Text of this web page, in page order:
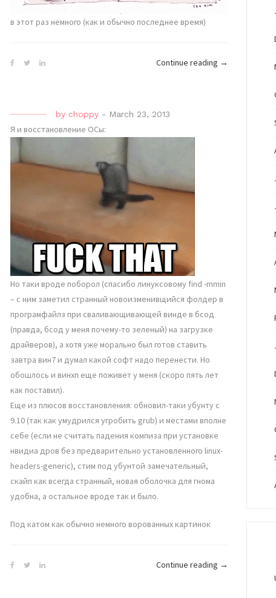
в этот раз немного (как и обычно последнее время)
Continue reading “традиционно
→
by choppy - March 23, 2013
Я и восстановление ОСы:
Но таки вроде поборол (спасибо линуксовому find -mmin
– с ним заметил странный новоизменивщийся фолдер в
програмфайлз при сваливающивающей винде в бсод
(правда, бсод у меня почему-то зеленый) на загрузке
драйверов), а хотя уже морально был готов ставить
завтра вин7 и думал какой софт надо перенести. Но
обошлось и винхп еще поживет у меня (скоро пять лет
как поставил).
Еще из плюсов восстановления: обновил-таки убунту с
9.10 (так как умудрился угробить grub) и местами вполне
себе (если не считать падения компиза при установке
нвидиа дров без предварительно установленного linux-
headers-generic), стим под убунтой замечательный,
скайп как всегда странный, новая оболочка для гнома
удобна, а остальное вроде так и было.
Под катом как обычно немного ворованных картинок
Continue reading →